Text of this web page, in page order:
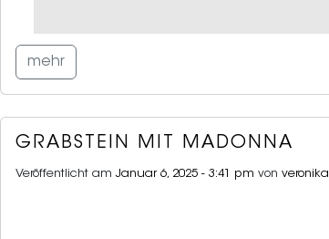
mehr
GRABSTEIN MIT MADONNA
Veröffentlicht am Januar 6, 2025 - 3:41 pm von veronika